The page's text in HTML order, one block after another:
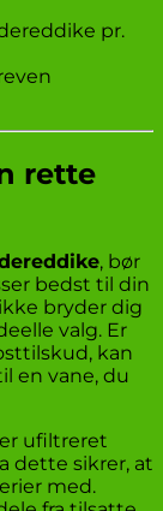
pr.
rette
, bør
bedst til din
bryder dig
valg. Er
kan
en vane, du
ufiltreret
dette sikrer, at
med.